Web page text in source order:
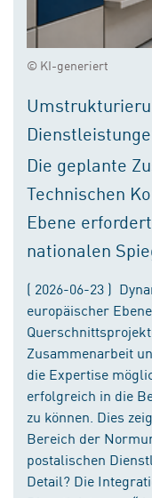
© KI-generiert
Die geplante
Technischen
Ebene
nationalen
( 2026-06-23 )
europäischer
Zusammenarbeit
die Expertise
erfolgreich in die
zu können. Dies
Bereich der
postalischen
Detail? Die